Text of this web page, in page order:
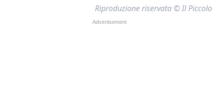
Riproduzione riservata © Il Piccolo